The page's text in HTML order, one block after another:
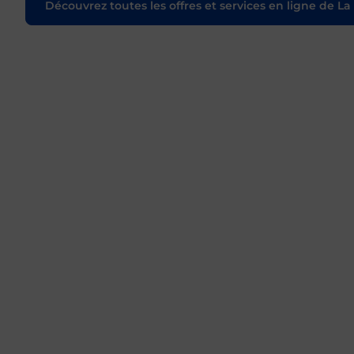
Découvrez toutes les offres et services en ligne de La